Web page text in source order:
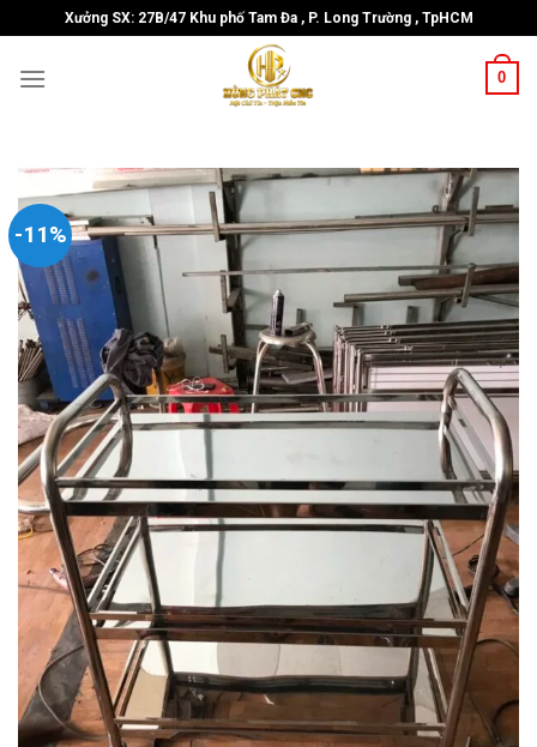
to
content
Xưởng SX: 27B/47 Khu phố Tam Đa , P. Long Trường , TpHCM
0
-11%